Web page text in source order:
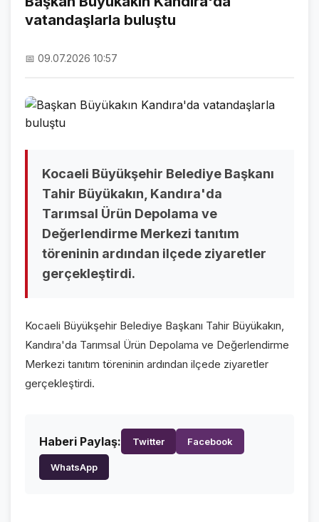
NAMAZ VAKİTLERİ
KRİPTO PARALAR
NÖBETÇİ ECZANELER
SON DAKİKA
SON DAKİKA HABERLERİ
VİDEO GALERİ
FOTO GALERİ
GALERİLER
FOTO GALERİ
HAKKIMIZDA
KÜNYE
vatandaşlarla buluştu
📅 09.07.2026 10:57
Kocaeli Büyükşehir Belediye Başkanı
Tahir Büyükakın, Kandıra'da
Tarımsal Ürün Depolama ve
Değerlendirme Merkezi tanıtım
töreninin ardından ilçede ziyaretler
gerçekleştirdi.
Kocaeli Büyükşehir Belediye Başkanı Tahir Büyükakın,
Kandıra'da Tarımsal Ürün Depolama ve Değerlendirme
Merkezi tanıtım töreninin ardından ilçede ziyaretler
gerçekleştirdi.
Haberi Paylaş: Twitter Facebook
WhatsApp